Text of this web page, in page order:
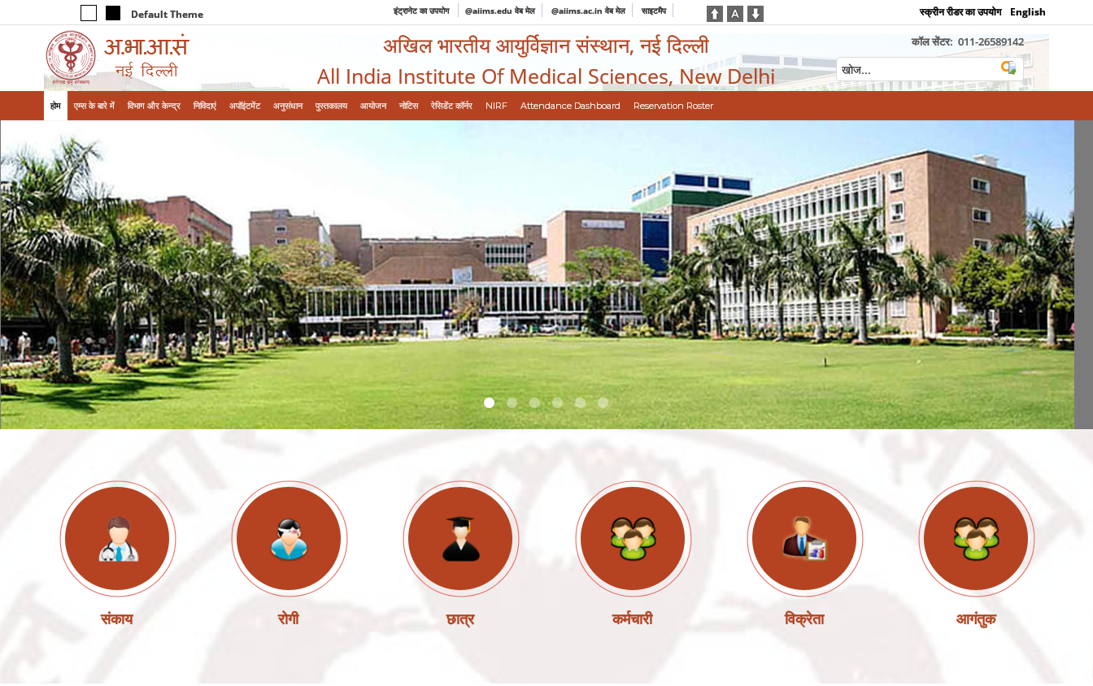
Default Theme इंट्रानेट का उपयोग @aiims.edu वेब मेल @aiims.ac.in वेब मेल साइटमैप स्क्रीन रीडर का उपयोग English
अखिल भारतीय आयुर्विज्ञान संस्थान, नई दिल्ली
All India Institute Of Medical Sciences, New Delhi
कॉल सेंटर: 011-26589142
होम एम्‍स के बारे में विभाग और केन्‍द्र निविदाएं अपॉइंटमेंट अनुसंधान पुस्तकालय आयोजन नोटिस रेसिडेंट कॉर्नर NIRF Attendance Dashboard Reservation Roster
संकाय रोगी छात्र कर्मचारी विक्रेता आगंतुक